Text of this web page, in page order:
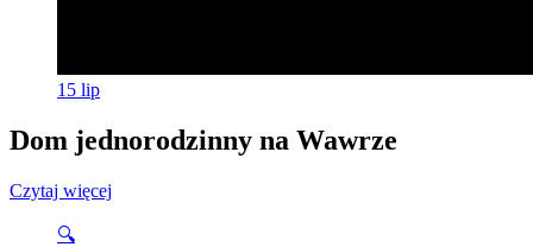
15 lip
Dom jednorodzinny na Wawrze
Czytaj więcej
🔍